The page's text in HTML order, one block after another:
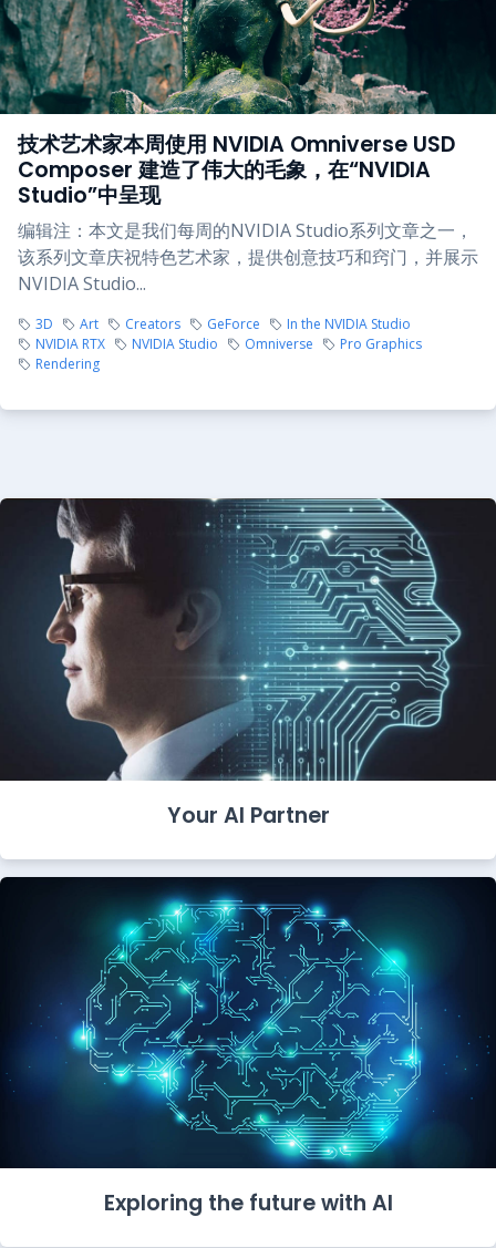
技术艺术家本周使用 NVIDIA Omniverse USD
Composer 建造了伟大的毛象，在“NVIDIA
Studio”中呈现
编辑注：本文是我们每周的NVIDIA Studio系列文章之一，
该系列文章庆祝特色艺术家，提供创意技巧和窍门，并展示
NVIDIA Studio...
3D Art Creators GeForce
In the NVIDIA Studio
NVIDIA RTX
NVIDIA Studio Omniverse
Pro Graphics
Rendering
Your AI Partner
Exploring the future with AI